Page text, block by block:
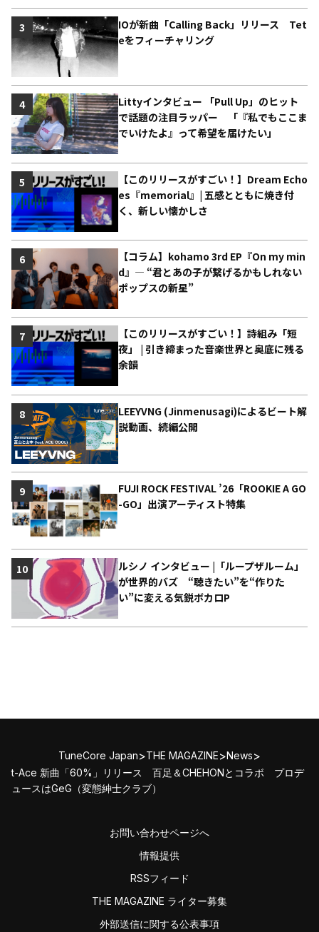
IOが新曲「Calling Back」リリース Tet
eをフィーチャリング
3
Littyインタビュー 「Pull Up」のヒット
で話題の注目ラッパー 「『私でもここま
でいけたよ』って希望を届けたい」
4
【このリリースがすごい！】Dream Echo
es『memorial』| 五感とともに焼き付
く、新しい懐かしさ
5
【コラム】kohamo 3rd EP『On my min
d』― “君とあの子が繋げるかもしれない
ポップスの新星”
6
【このリリースがすごい！】詩組み「短
夜」 | 引き締まった音楽世界と奥底に残る
余韻
7
LEEYVNG (Jinmenusagi)によるビート解
説動画、続編公開
8
FUJI ROCK FESTIVAL ’26「ROOKIE A GO
-GO」出演アーティスト特集
9
ルシノ インタビュー |「ループザルーム」
が世界的バズ “聴きたい”を“作りた
い”に変える気鋭ボカロP
10
TuneCore Japan>THE MAGAZINE>News>
t-Ace 新曲「60%」リリース 百足＆CHEHONとコラボ プロデ
ュースはGeG（変態紳士クラブ）
お問い合わせページへ
情報提供
RSSフィード
THE MAGAZINE ライター募集
外部送信に関する公表事項